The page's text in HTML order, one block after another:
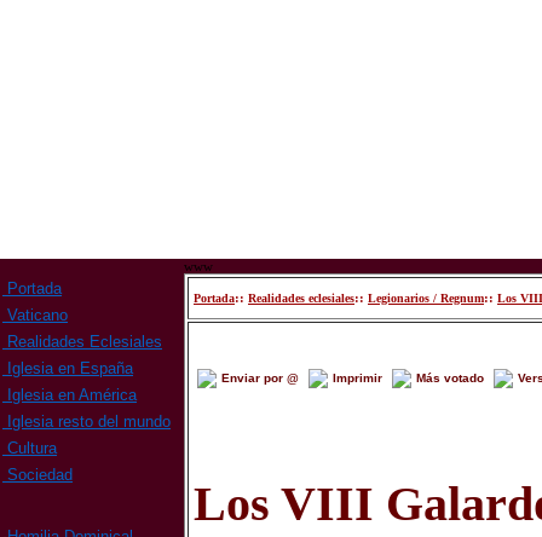
Portada
Vaticano
Realidades Eclesiales
Iglesia en España
Iglesia en América
Iglesia resto del mundo
Cultura
Sociedad
www
Portada:: Realidades eclesiales:: Legionarios / Regnum:: Los VIII
Enviar por @ Imprimir Más votado
Los VIII